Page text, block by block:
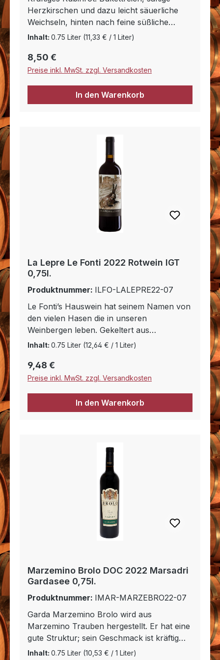
Herzkirschen und dazu leicht säuerliche
Weichseln, hinten nach feine süßliche
Würze. Am Gaumen trocken mit frischer,
Tannin, toller Körper, sehr voll und cremig,
rafﬁ niert und sehr gut eingebundener
Inhalt: 0.75 Liter (11,33 € / 1 Liter)
Regulärer Preis:
8,50 €
Preise inkl. MwSt. zzgl. Versandkosten
In den Warenkorb
La Lepre Le Fonti 2022 Rotwein IGT
0,75l.
Produktnummer: ILFO-LALEPRE22-07
Le Fonti’s Hauswein hat seinem Namen von
den vielen Hasen die in unseren
Weinbergen leben. Gekeltert aus
Sangiovese Trauben mit einer Beimischung
vom Stil her wie ein junger Chianti. Der
Vigna della Lepre altert für 8 Monate in
Mit seiner Frische und guter Säure ist er
der ideale Begleiter für’s tägliche Essen.
Inhalt: 0.75 Liter (12,64 € / 1 Liter)
Regulärer Preis:
9,48 €
Preise inkl. MwSt. zzgl. Versandkosten
In den Warenkorb
Marzemino Brolo DOC 2022 Marsadri
Gardasee 0,75l.
Produktnummer: IMAR-MARZEBRO22-07
Garda Marzemino Brolo wird aus
Marzemino Trauben hergestellt. Er hat eine
gute Struktur; sein Geschmack ist kräftig
und vollmundig. Das Bukett erinnert an
Inhalt: 0.75 Liter (10,53 € / 1 Liter)